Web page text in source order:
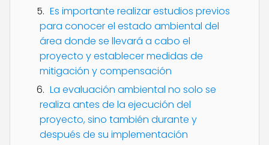
Es importante realizar estudios previos
para conocer el estado ambiental del
área donde se llevará a cabo el
proyecto y establecer medidas de
mitigación y compensación
La evaluación ambiental no solo se
realiza antes de la ejecución del
proyecto, sino también durante y
después de su implementación